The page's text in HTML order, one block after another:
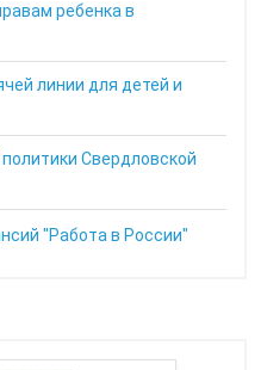
ребенка в
линии для детей и
Свердловской
"Работа в России"